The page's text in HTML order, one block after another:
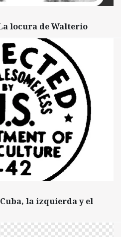
locura de Walterio
la izquierda y el